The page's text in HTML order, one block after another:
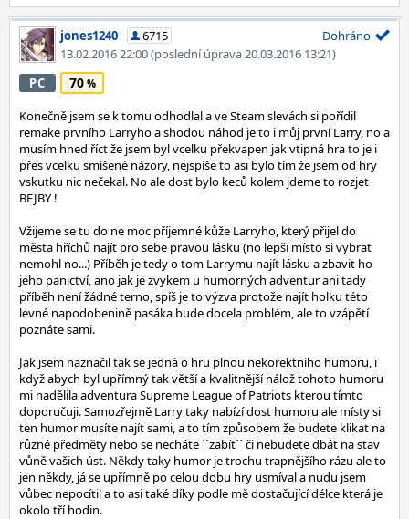
jones1240
6715
13.02.2016 22:00(poslední úprava 20.03.2016 13:21)
Dohráno
PC 70
Konečně jsem se k tomu odhodlal a ve Steam slevách si pořídil
remake prvního Larryho a shodou náhod je to i můj první Larry, no a
musím hned říct že jsem byl vcelku překvapen jak vtipná hra to je i
přes vcelku smíšené názory, nejspíše to asi bylo tím že jsem od hry
vskutku nic nečekal. No ale dost bylo keců kolem jdeme to rozjet
BEJBY !
Vžijeme se tu do ne moc příjemné kůže Larryho, který přijel do
města hříchů najít pro sebe pravou lásku (no lepší místo si vybrat
nemohl no...) Příběh je tedy o tom Larrymu najít lásku a zbavit ho
jeho panictví, ano jak je zvykem u humorných adventur ani tady
příběh není žádné terno, spíš je to výzva protože najít holku této
levné napodobenině pasáka bude docela problém, ale to vzápětí
poznáte sami.
Jak jsem naznačil tak se jedná o hru plnou nekorektního humoru, i
když abych byl upřímný tak větší a kvalitnější nálož tohoto humoru
mi nadělila adventura Supreme League of Patriots kterou tímto
doporučuji. Samozřejmě Larry taky nabízí dost humoru ale místy si
ten humor musíte najít sami, a to tím způsobem že budete klikat na
různé předměty nebo se necháte ´´zabít´´ či nebudete dbát na stav
vůně vašich úst. Někdy taky humor je trochu trapnějšího rázu ale to
jen někdy, já se upřímně po celou dobu hry usmíval a nudu jsem
vůbec nepocítil a to asi také díky podle mě dostačující délce která je
okolo tří hodin.